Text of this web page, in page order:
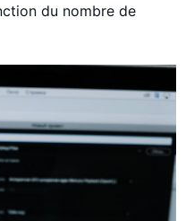
du nombre de